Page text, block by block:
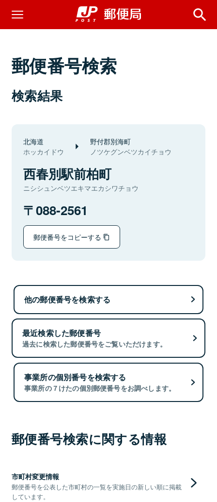
郵便番号検索
検索結果
北海道
ホッカイドウ
野付郡別海町
ノツケグンベツカイチョウ
西春別駅前柏町
ニシシュンベツエキマエカシワチョウ
088-2561
郵便番号をコピーする
他の郵便番号を検索する
最近検索した郵便番号
過去に検索した郵便番号をご覧いただけます。
事業所の個別番号を検索する
事業所の７けたの個別郵便番号をお調べします。
郵便番号検索に関する情報
市町村変更情報
郵便番号を公表した市町村の一覧を実施日の新しい順に掲載
しています。